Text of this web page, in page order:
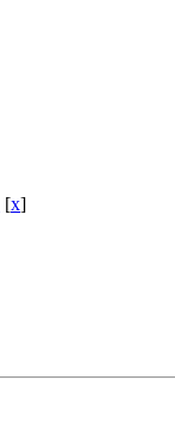
[x]